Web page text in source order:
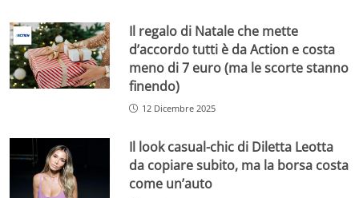
Il regalo di Natale che mette
d’accordo tutti è da Action e costa
meno di 7 euro (ma le scorte stanno
finendo)
12 Dicembre 2025
Il look casual-chic di Diletta Leotta
da copiare subito, ma la borsa costa
come un’auto